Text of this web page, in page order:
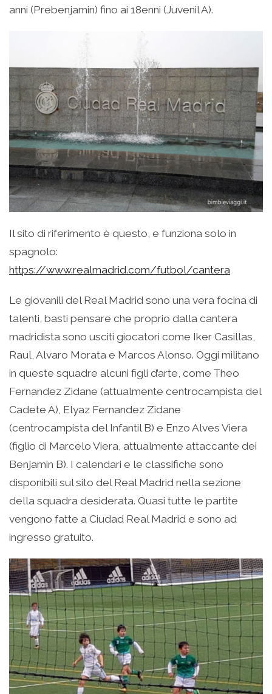
anni (Prebenjamin) fino ai 18enni (Juvenil A).
Il sito di riferimento è questo, e funziona solo in
spagnolo:
https://www.realmadrid.com/futbol/cantera
Le giovanili del Real Madrid sono una vera focina di
talenti, basti pensare che proprio dalla cantera
madridista sono usciti giocatori come Iker Casillas,
Raul, Alvaro Morata e Marcos Alonso. Oggi militano
in queste squadre alcuni figli d’arte, come Theo
Fernandez Zidane (attualmente centrocampista del
Cadete A), Elyaz Fernandez Zidane
(centrocampista del Infantil B) e Enzo Alves Viera
(figlio di Marcelo Viera, attualmente attaccante dei
Benjamin B). I calendari e le classifiche sono
disponibili sul sito del Real Madrid nella sezione
della squadra desiderata. Quasi tutte le partite
vengono fatte a Ciudad Real Madrid e sono ad
ingresso gratuito.